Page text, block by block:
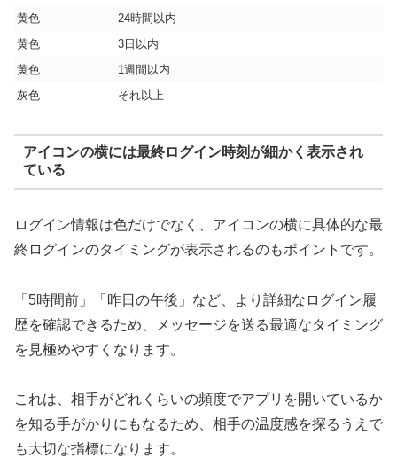
黄色
24時間以内
黄色
3日以内
黄色
1週間以内
灰色
それ以上
アイコンの横には最終ログイン時刻が細かく表示され
ている
ログイン情報は色だけでなく、アイコンの横に具体的な最
終ログインのタイミングが表示されるのもポイントです。
「5時間前」「昨日の午後」など、より詳細なログイン履
歴を確認できるため、メッセージを送る最適なタイミング
を見極めやすくなります。
これは、相手がどれくらいの頻度でアプリを開いているか
を知る手がかりにもなるため、相手の温度感を探るうえで
も大切な指標になります。